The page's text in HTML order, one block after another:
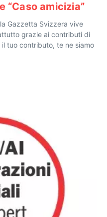
“Caso amicizia”
Gazzetta Svizzera vive
grazie ai contributi di
tuo contributo, te ne siamo